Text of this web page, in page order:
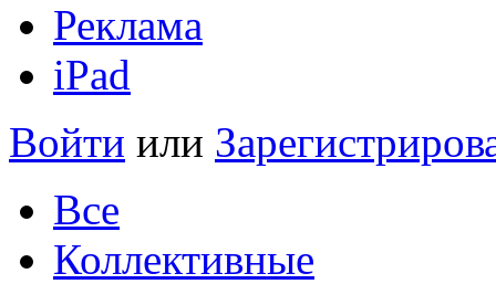
Реклама
iPad
Войти или
Все
Коллективные